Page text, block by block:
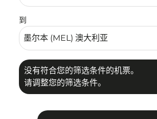
到
没有符合您的筛选条件的机票。
请调整您的筛选条件。